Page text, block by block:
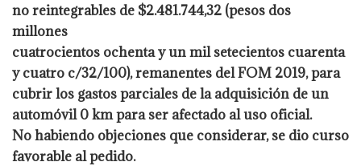
no reintegrables de $2.481.744,32 (pesos dos
millones
cuatrocientos ochenta y un mil setecientos cuarenta
y cuatro c/32/100), remanentes del FOM 2019, para
cubrir los gastos parciales de la adquisición de un
automóvil 0 km para ser afectado al uso oficial.
No habiendo objeciones que considerar, se dio curso
favorable al pedido.